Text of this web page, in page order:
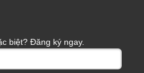
biệt? Đăng ký ngay.